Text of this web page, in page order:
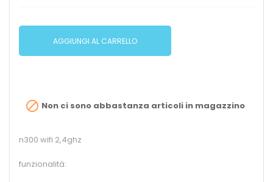
AGGIUNGI AL CARRELLO
 Non ci sono abbastanza articoli in magazzino
n300 wifi 2,4ghz
funzionalità: